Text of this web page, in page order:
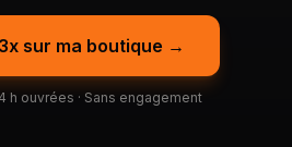
sur ma boutique →
h ouvrées · Sans engagement